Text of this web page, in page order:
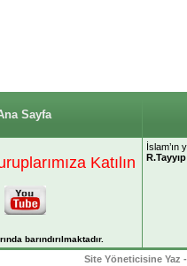
Sayfa
Katılın
barındırılmaktadır.
Site Yöneticisine Yaz